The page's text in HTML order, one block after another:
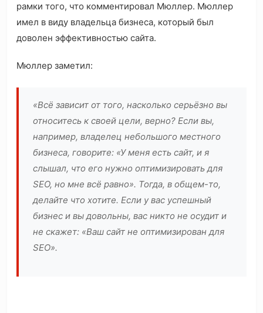
рамки того, что комментировал Мюллер. Мюллер
имел в виду владельца бизнеса, который был
доволен эффективностью сайта.
Мюллер заметил:
«Всё зависит от того, насколько серьёзно вы
относитесь к своей цели, верно? Если вы,
например, владелец небольшого местного
бизнеса, говорите: «У меня есть сайт, и я
слышал, что его нужно оптимизировать для
SEO, но мне всё равно». Тогда, в общем-то,
делайте что хотите. Если у вас успешный
бизнес и вы довольны, вас никто не осудит и
не скажет: «Ваш сайт не оптимизирован для
SEO».